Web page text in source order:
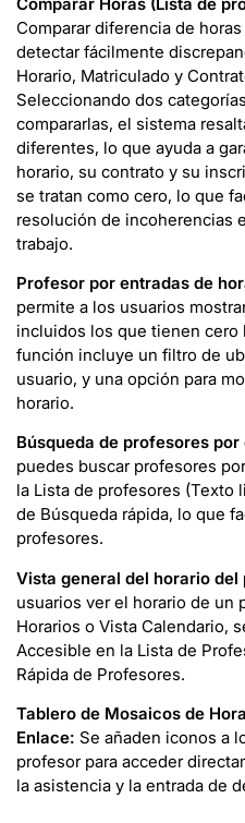
Comparar diferencia de
detectar fácilmente
Horario, Matriculado y
Seleccionando dos
compararlas, el sistema
diferentes, lo que ayuda a
horario, su contrato y su
se tratan como cero, lo que
resolución de incoherencias
trabajo.
Profesor por entradas de
permite a los usuarios
incluidos los que tienen cero
función incluye un filtro de
usuario, y una opción para
horario.
Búsqueda de profesores
puedes buscar profesores
la Lista de profesores (Texto
de Búsqueda rápida, lo que
profesores.
Vista general del horario del
usuarios ver el horario de un
Horarios o Vista Calendario,
Accesible en la Lista de
Rápida de Profesores.
Tablero de Mosaicos de
Enlace: Se añaden iconos a
profesor para acceder
la asistencia y la entrada de